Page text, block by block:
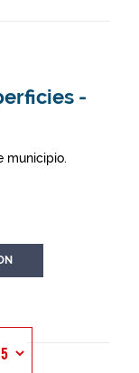
-
municipio.